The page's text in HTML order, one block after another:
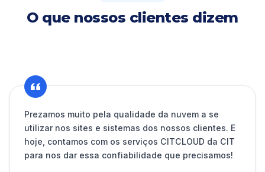
O que nossos clientes dizem
Prezamos muito pela qualidade da nuvem a se
utilizar nos sites e sistemas dos nossos clientes. E
hoje, contamos com os serviços CITCLOUD da CIT
para nos dar essa confiabilidade que precisamos!